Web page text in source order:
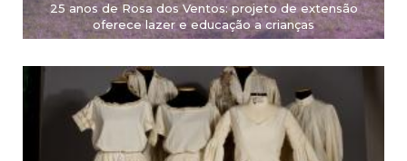
25 anos de Rosa dos Ventos: projeto de extensão
oferece lazer e educação a crianças